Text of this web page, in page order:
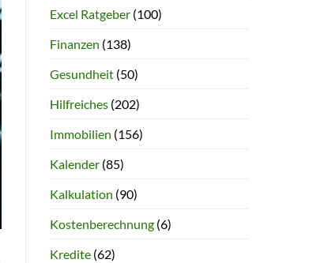
Excel Ratgeber(100)
Finanzen (138)
Gesundheit(50)
Hilfreiches(202)
Immobilien (156)
Kalender(85)
Kalkulation (90)
Kostenberechnung(6)
Kredite(62)